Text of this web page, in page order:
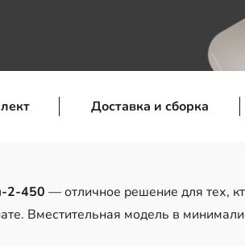
Доставка и сборка
2-450 — отличное решение для тех,
Вместительная модель в